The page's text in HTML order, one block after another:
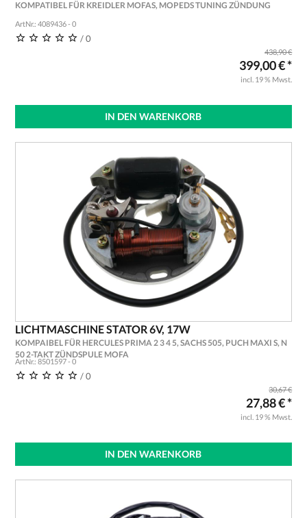
KOMPATIBEL FÜR KREIDLER MOFAS, MOPEDS TUNING ZÜNDUNG
ArtNr.: 4089436 - 0
/ 0
438,90 €
399,00 € *
incl. 19 % Mwst.
IN DEN WARENKORB
LICHTMASCHINE STATOR 6V, 17W
KOMPAIBEL FÜR HERCULES PRIMA 2 3 4 5, SACHS 505, PUCH MAXI S, N
50 2-TAKT ZÜNDSPULE MOFA
ArtNr.: 8501597 - 0
/ 0
30,67 €
27,88 € *
incl. 19 % Mwst.
IN DEN WARENKORB